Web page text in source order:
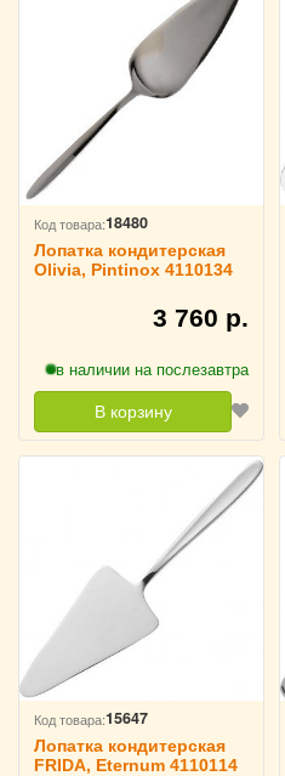
Код товара:18480
Лопатка кондитерская
Olivia, Pintinox 4110134
3 760 р.
в наличии на послезавтра
В корзину
Код товара:15647
Лопатка кондитерская
FRIDA, Eternum 4110114